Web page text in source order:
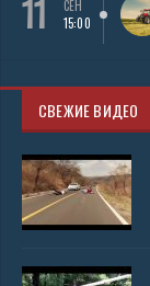
11
СЕН
15:00
СВЕЖИЕ ВИДЕО